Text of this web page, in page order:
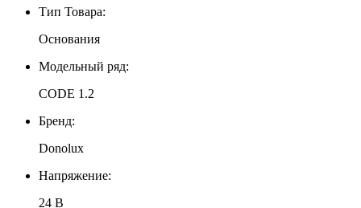
Тип Товара:
Основания
Модельный ряд:
CODE 1.2
Бренд:
Donolux
Напряжение:
24 В